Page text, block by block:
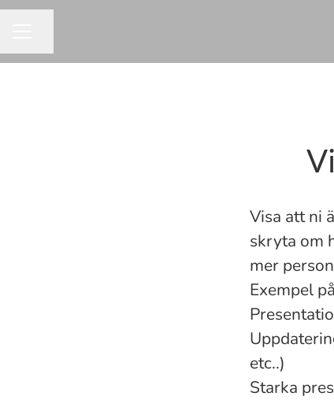
Visa att ni
skryta om
mer
Exempel
etc..)
Starka